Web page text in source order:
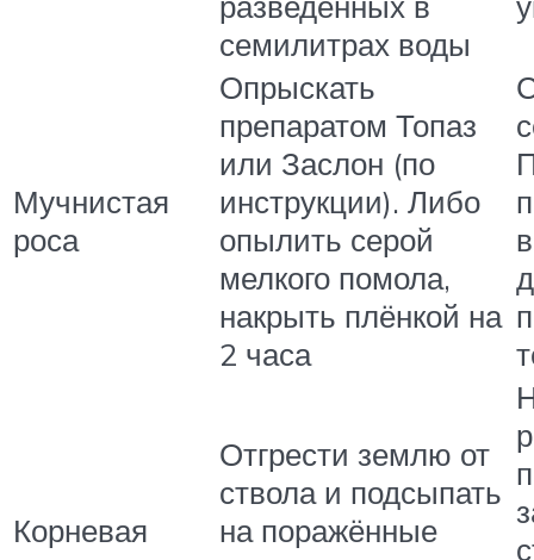
семилитрах воды
Мучнистая
роса
Опрыскать
препаратом Топаз
или Заслон (по
инструкции). Либо
опылить серой
мелкого помола,
накрыть плёнкой на
2 часа
Корневая
Отгрести землю от
ствола и подсыпать
на поражённые